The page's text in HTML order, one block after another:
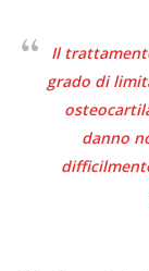
Il
grado di
danno